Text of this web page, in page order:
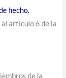
hecho.
al artículo 6 de la
de la